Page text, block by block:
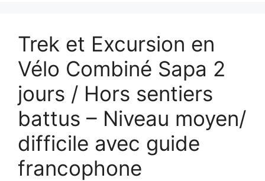
Trek et Excursion en
Vélo Combiné Sapa 2
jours / Hors sentiers
battus – Niveau moyen/
difficile avec guide
francophone